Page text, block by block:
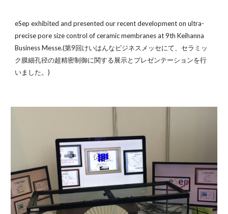
eSep exhibited and presented our recent development on ultra-
precise pore size control of ceramic membranes at 9th Keihanna
Business Messe.(第9回けいはんなビジネスメッセにて、セラミッ
ク膜細孔径の超精密制御に関する展示とプレゼンテーションを行
いました。)